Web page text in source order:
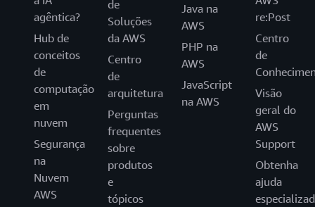
agêntica?
Hub de
conceitos
de
computação
em
nuvem
Segurança
na
Nuvem
AWS
de
Soluções
da AWS
Centro
de
arquitetura
Perguntas
frequentes
sobre
produtos
e
tópicos
Java na
AWS
PHP na
AWS
JavaScript
na AWS
re:Post
Centro
de
Visão
geral do
AWS
Support
Obtenha
ajuda